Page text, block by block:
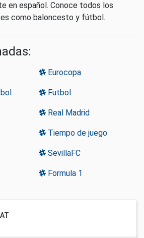
en español. Conoce todos los
como baloncesto y fútbol.
Eurocopa
Futbol
Real Madrid
Tiempo de juego
SevillaFC
Formula 1